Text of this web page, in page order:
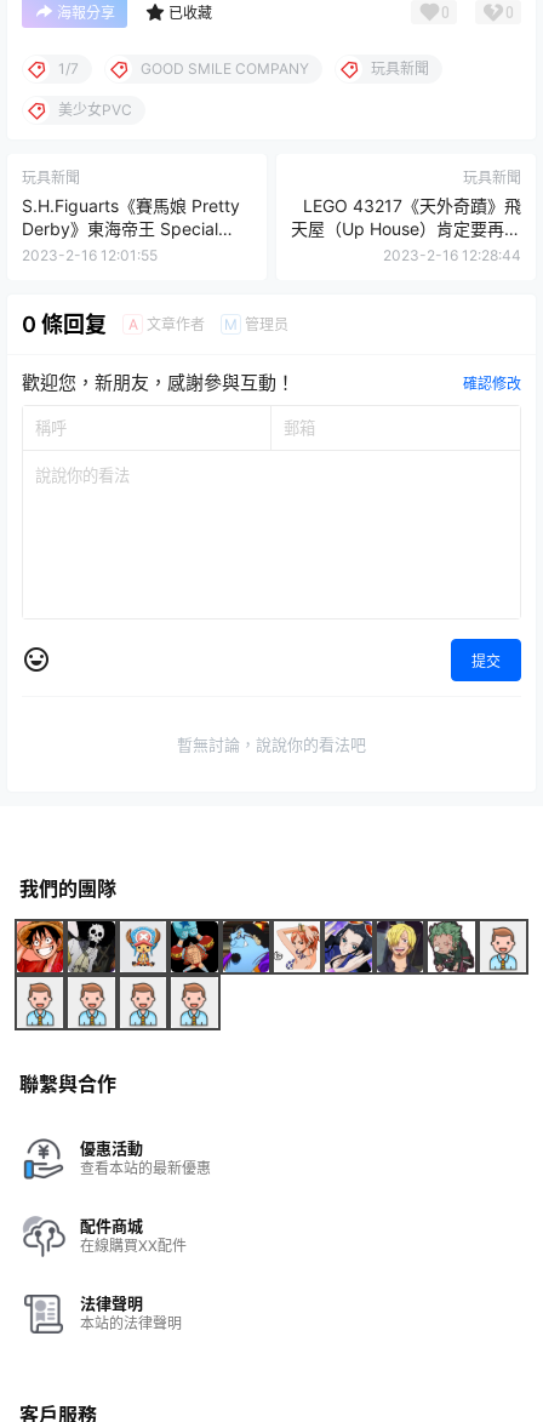
海報分享 已收藏 0 0
1/7 GOOD SMILE COMPANY 玩具新聞
美少女PVC
玩具新聞
S.H.Figuarts《賽馬娘 Pretty
Derby》東海帝王 Special
Edition［2nd Anniversary］
2023-2-16 12:01:55
玩具新聞
LEGO 43217《天外奇蹟》飛
天屋（Up House）肯定要再自
己多裝氣球上去的吧！
2023-2-16 12:28:44
0 條回复 A 文章作者 M 管理员
歡迎您，新朋友，感謝參與互動！ 確認修改
提交
暫無討論，說說你的看法吧
我們的團隊
聯繫與合作
優惠活動
查看本站的最新優惠
配件商城
在線購買XX配件
法律聲明
本站的法律聲明
客戶服務